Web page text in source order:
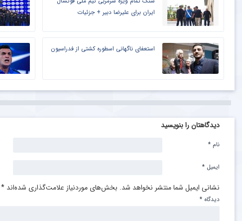
ایران برای علیرضا دبیر + جزئیات
استعفای ناگهانی اسطوره کشتی از فدراسیون
دیدگاهتان را بنویسید
نشانی ایمیل شما منتشر نخواهد شد. بخش‌های موردنیاز علامت‌گذاری شده‌اند *
دیدگاه *
نام *
ایمیل *